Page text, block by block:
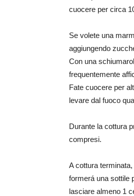
cuocere per circa
Se volete una
aggiungendo
Con una
frequentemente
Fate cuocere per
levare dal fuoco
Durante la cottura
compresi.
A cottura
formerá una sottile
lasciare almeno 1